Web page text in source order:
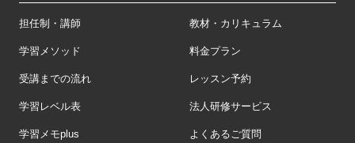
担任制・講師 教材・カリキュラム
学習メソッド 料金プラン
受講までの流れ レッスン予約
学習レベル表 法人研修サービス
学習メモplus よくあるご質問